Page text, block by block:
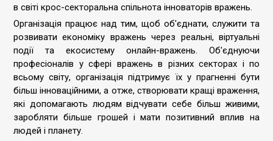
в світі крос-секторальна спільнота інноваторів вражень.
Організація працює над тим, щоб об'єднати, служити та
розвивати економіку вражень через реальні, віртуальні
події та екосистему онлайн-вражень. Об'єднуючи
професіоналів у сфері вражень в різних секторах і по
всьому світу, організація підтримує їх у прагненні бути
більш інноваційними, а отже, створювати кращі враження,
які допомагають людям відчувати себе більш живими,
заробляти більше грошей і мати позитивний вплив на
людей і планету.